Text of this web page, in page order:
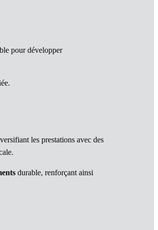
pour développer
les prestations avec des
durable, renforçant ainsi